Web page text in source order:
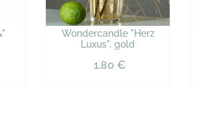
Wondercandle "Herz
Luxus", gold
1,80 €